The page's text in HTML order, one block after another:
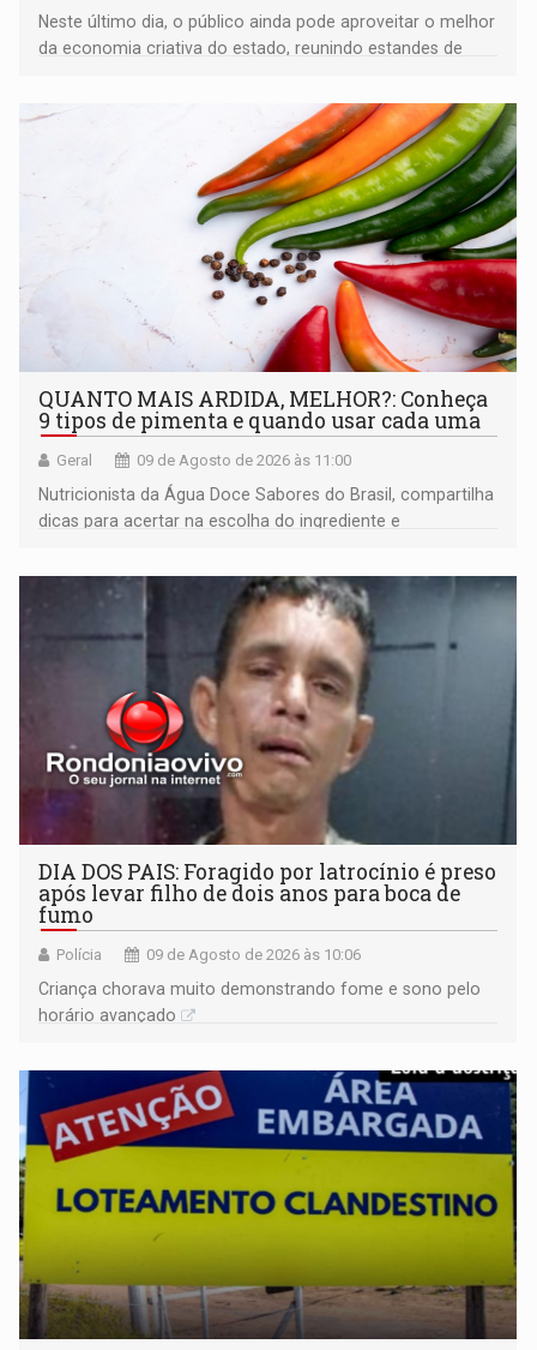
Neste último dia, o público ainda pode aproveitar o melhor
da economia criativa do estado, reunindo estandes de
QUANTO MAIS ARDIDA, MELHOR?: Conheça
9 tipos de pimenta e quando usar cada uma
Geral 09 de Agosto de 2026 às 11:00
Nutricionista da Água Doce Sabores do Brasil, compartilha
dicas para acertar na escolha do ingrediente e
DIA DOS PAIS: Foragido por latrocínio é preso
após levar filho de dois anos para boca de
fumo
Polícia 09 de Agosto de 2026 às 10:06
Criança chorava muito demonstrando fome e sono pelo
horário avançado